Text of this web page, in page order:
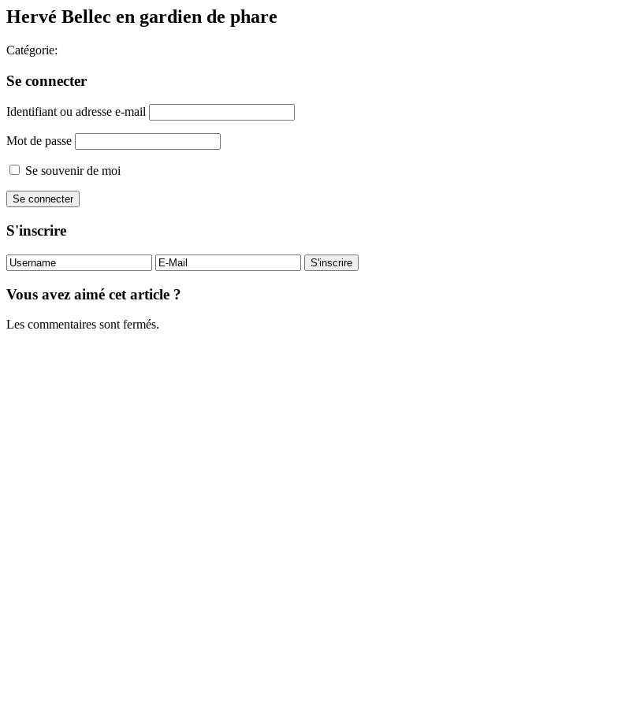
Hervé Bellec en gardien de phare
Catégorie:
Se connecter
Identifiant ou adresse e-mail
Mot de passe
Se souvenir de moi
S'inscrire
Vous avez aimé cet article ?
Les commentaires sont fermés.